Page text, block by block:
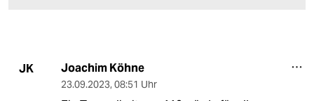
JK Joachim Köhne
23.09.2023, 08:51 Uhr